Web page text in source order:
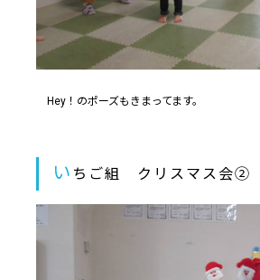
Hey！のポーズもきまってます。
い ちご組 クリスマス会②